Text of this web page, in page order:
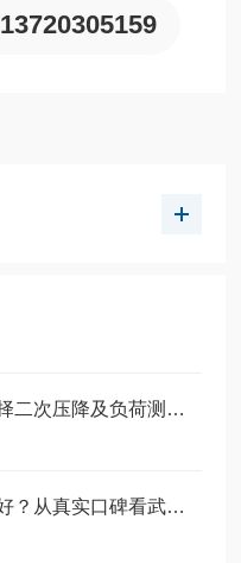
13720305159
提升电网数据可靠性：如何选择二次压降及负荷测试仪
有载分接开关测试仪哪个厂家好？从真实口碑看武汉特高压的选择之道